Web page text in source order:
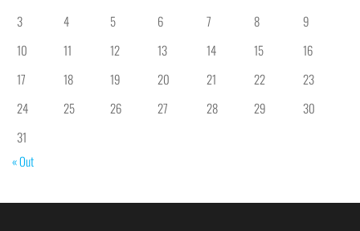
3
4 5 6 7 8
9
10
11 12 13 14 15
16
17
18 19 20 21 22
23
24
25 26 27 28 29
30
31
« Out